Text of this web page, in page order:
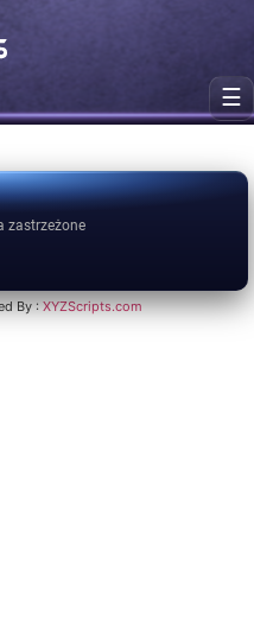
☰
zastrzeżone
By :XYZScripts.com